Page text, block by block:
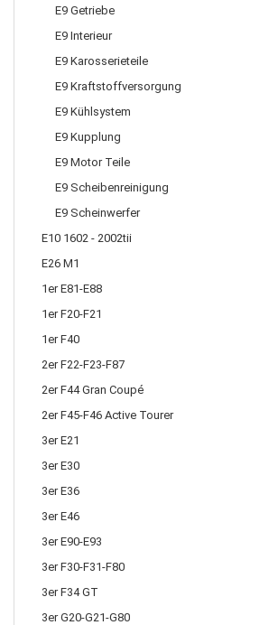
E9 Getriebe
E9 Interieur
E9 Karosserieteile
E9 Kraftstoffversorgung
E9 Kühlsystem
E9 Kupplung
E9 Motor Teile
E9 Scheibenreinigung
E9 Scheinwerfer
E10 1602 - 2002tii
E26 M1
1er E81-E88
1er F20-F21
1er F40
2er F22-F23-F87
2er F44 Gran Coupé
2er F45-F46 Active Tourer
3er E21
3er E30
3er E36
3er E46
3er E90-E93
3er F30-F31-F80
3er F34 GT
3er G20-G21-G80